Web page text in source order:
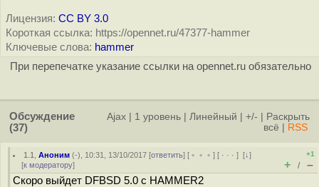
Лицензия: CC BY 3.0
Короткая ссылка: https://opennet.ru/47377-hammer
Ключевые слова: hammer
При перепечатке указание ссылки на opennet.ru обязательно
Обсуждение
(37)
Ajax 1 уровень Линейный +/-
Раскрыть
всё
RSS
1.1 ,Аноним (-), 10:31, 13/10/2017 [ответить] [ ﹢﹢﹢] [ · · ·][↓]
[к модератору]
+1
+ / –
Скоро выйдет DFBSD 5.0 с HAMMER2